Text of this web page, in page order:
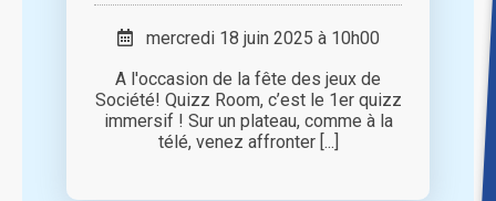
mercredi 18 juin 2025 à 10h00
A l'occasion de la fête des jeux de
Société! Quizz Room, c’est le 1er quizz
immersif ! Sur un plateau, comme à la
télé, venez affronter [...]